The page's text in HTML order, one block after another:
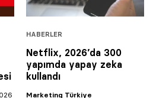
HABERLER
Netflix, 2026’da 300
yapımda yapay zeka
kullandı
Marketing Türkiye